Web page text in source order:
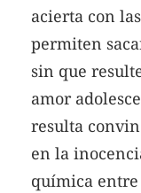
acierta con
permiten
sin que
amor
resulta
en la
química